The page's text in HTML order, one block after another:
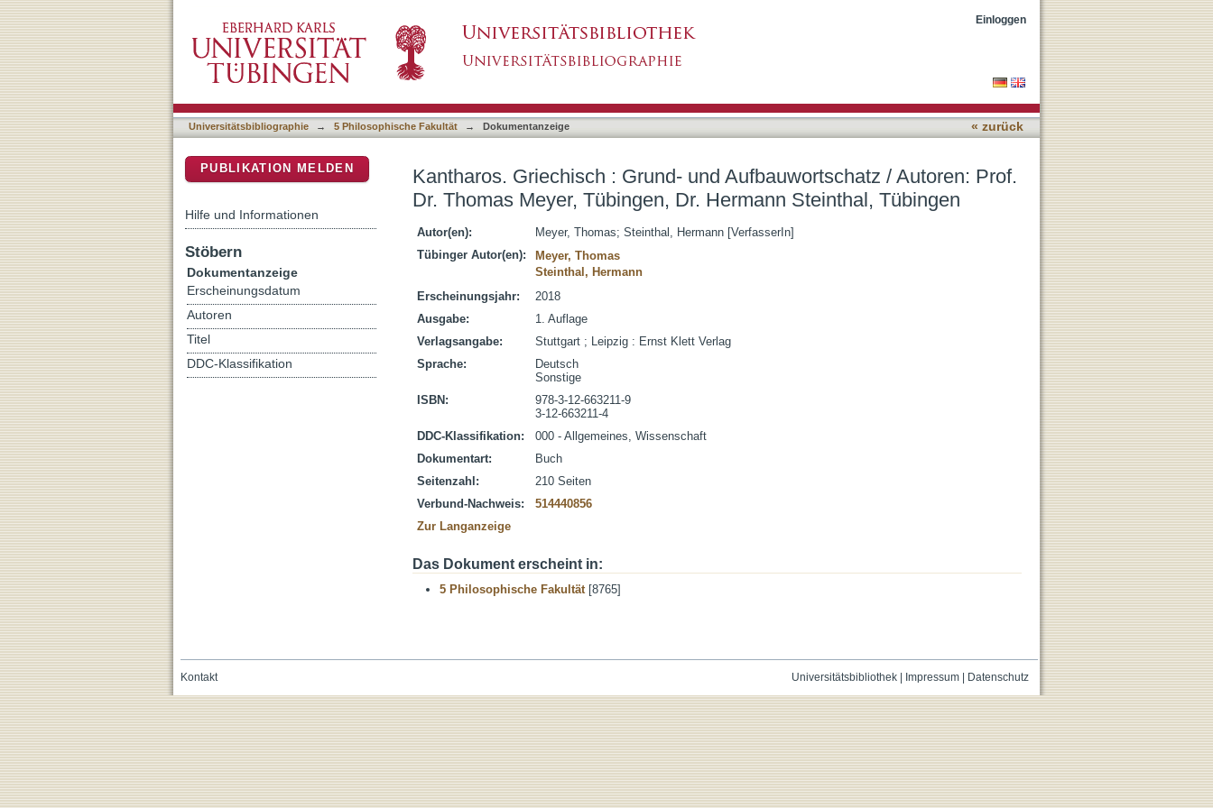
Tübingen, Dr. Hermann Steinthal, Tübingen
Einloggen
Universitätsbibliographie → 5 Philosophische Fakultät → Dokumentanzeige « zurück
Kantharos. Griechisch : Grund- und Aufbauwortschatz / Autoren: Prof.
Dr. Thomas Meyer, Tübingen, Dr. Hermann Steinthal, Tübingen
Autor(en): Meyer, Thomas; Steinthal, Hermann [VerfasserIn]
Tübinger Autor(en):
Meyer, Thomas
Steinthal, Hermann
Erscheinungsjahr:
2018
Ausgabe:
1. Auflage
Verlagsangabe:
Stuttgart ; Leipzig : Ernst Klett Verlag
Sprache:
Deutsch
Sonstige
ISBN:
978-3-12-663211-9
3-12-663211-4
DDC-Klassifikation:
000 - Allgemeines, Wissenschaft
Dokumentart:
Buch
Seitenzahl:
210 Seiten
Verbund-Nachweis:
514440856
Zur Langanzeige
Das Dokument erscheint in:
5 Philosophische Fakultät[8765]
PUBLIKATION MELDEN
Hilfe und Informationen
Stöbern
Dokumentanzeige
Erscheinungsdatum
Autoren
Titel
DDC-Klassifikation
Universitätsbibliothek| Impressum| Datenschutz
Kontakt